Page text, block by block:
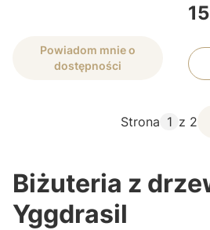
Powiadom mnie o
dostępności
Strona z 2
Biżuteria z
Yggdrasil